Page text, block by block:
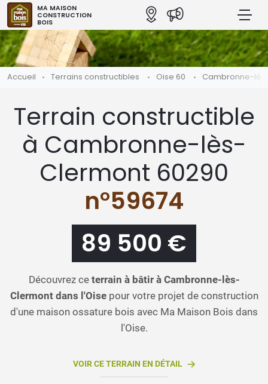
MA MAISON
CONSTRUCTION
BOIS
Accueil Terrains constructibles Oise 60 Cambronne-
Terrain constructible
à Cambronne-lès-
Clermont 60290
n°59674
89 500 €
Découvrez ce terrain à bâtir à Cambronne-lès-
Clermont dans l'Oisepour votre projet de construction
d'une maison ossature bois avec Ma Maison Bois dans
l'Oise.
VOIR CE TERRAIN EN DÉTAIL